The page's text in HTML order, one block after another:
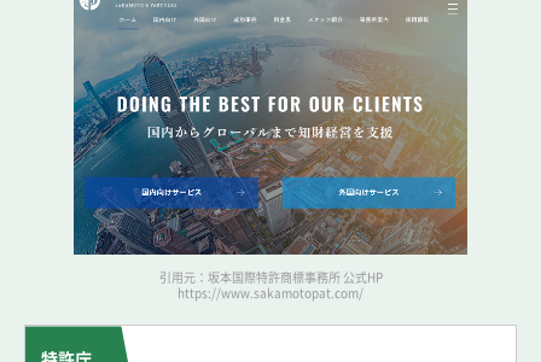
引用元：坂本国際特許商標事務所 公式HP
https://www.sakamotopat.com/